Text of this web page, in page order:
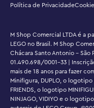
Política de Privacidade
M Shop Comercial LTDA é a
LEGO no Brasil. M Shop
Chácara Santo Antonio - São
01.490.698/0001-33 |
mais de 18 anos para fazer
Minifigura, DUPLO, o
FRIENDS, o logotipo
NINJAGO, VIDIYO e o